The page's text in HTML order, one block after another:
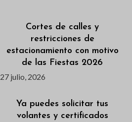
Cortes de calles y
restricciones de
estacionamiento con motivo
de las Fiestas 2026
27 julio, 2026
Ya puedes solicitar tus
volantes y certificados